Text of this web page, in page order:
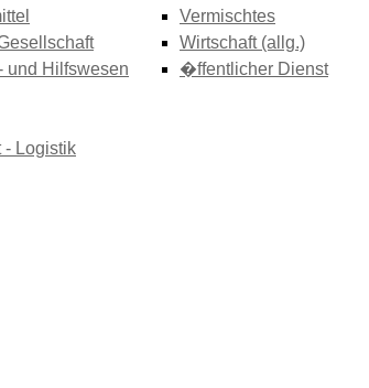
und Hilfswesen
- Logistik
Vermischtes
Wirtschaft (allg.)
�ffentlicher Dienst